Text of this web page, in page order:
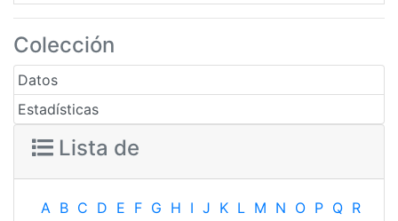
Colección
Datos
Estadísticas
Lista de
A B C D E F G H I J K L M N O P Q R